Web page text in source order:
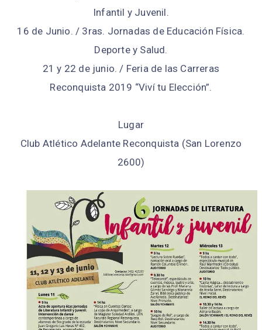
Infantil y Juvenil.
16 de Junio. / 3ras. Jornadas de Educación Física.
Deporte y Salud.
21 y 22 de junio. / Feria de las Carreras
Reconquista 2019 “Viví tu Elección”.
Lugar
Club Atlético Adelante Reconquista (San Lorenzo
2600)